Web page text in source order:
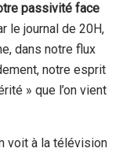
passivité face
le journal de 20H,
dans notre flux
notre esprit
» que l’on vient
voit à la télévision